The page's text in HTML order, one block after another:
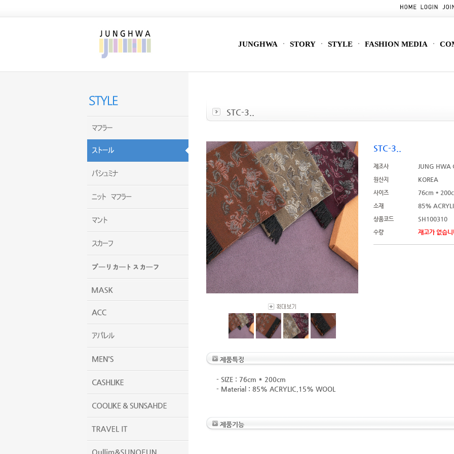
JUNGHWA STORY STYLE FASHION MEDIA
STC-3..
STC-3..
제조사 JUNG HWA
원산지 KOREA
사이즈 76cm *
소재 85%
상품코드 SH100310
수량 재고가 없습
제품특징
- SIZE : 76cm * 200cm
- Material : 85% ACRYLIC,15% WOOL
제품기능